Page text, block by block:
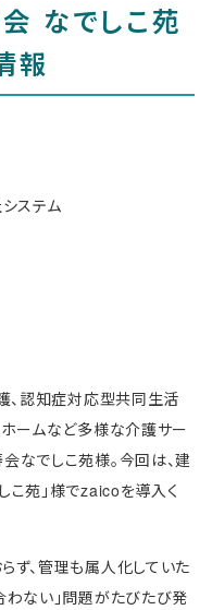
なでしこ苑
報
ステム
、認知症対応型共同生活
ホームなど多様な介護サー
なでしこ苑様。今回は、建
こ苑」様でzaicoを導入く
ず、管理も属人化していた
わない」問題がたびたび発